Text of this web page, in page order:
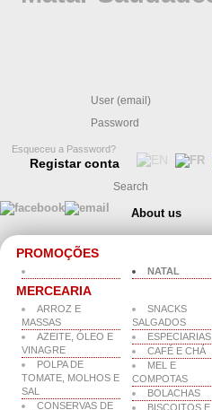
Esqueceu a Password?
Registar conta
About us
PROMOÇÕES
NATAL
MERCEARIA
ARROZ E
MASSAS
AZEITE, ÓLEO E
VINAGRE
POLPA DE
TOMATE, MOLHOS E
SAL
CONSERVAS DE
SNACKS
SALGADOS
ESPECIARIAS
CAFÉ E CHÁ
MEL E
COMPOTAS
BOLACHAS
BISCOITOS E